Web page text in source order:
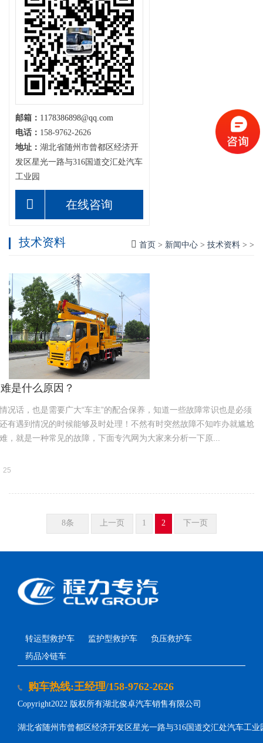
邮箱： 1178386898@qq.com
电话： 158-9762-2626
地址： 湖北省随州市曾都区经济开
发区星光一路与316国道交汇处汽车
工业园
在线咨询
首页 > 新闻中心 > 技术资料 > >
技术资料
是什么原因？
况话，也是需要广大“车主”的配合保养，知道一些故障常识也是必须
有遇到情况的时候能够及时处理！不然有时突然故障不知咋办就尴尬
，就是一种常见的故障，下面专汽网为大家来分析一下原...
25
8条 上一页 1 2 下一页
转运型救护车 监护型救护车
负压救护车
药品冷链车
购车热线:王经理/158-9762-2626
Copyright2022 版权所有湖北俊卓汽车销售有限公司
湖北省随州市曾都区经济开发区星光一路与316国道交汇处汽车工